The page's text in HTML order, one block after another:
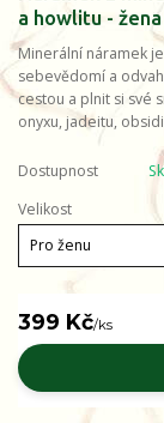
a howlitu - žena
Minerální náramek
sebevědomí a
cestou a plnit si své
onyxu, jadeitu,
Dostupnost
Velikost
399 Kč/ks